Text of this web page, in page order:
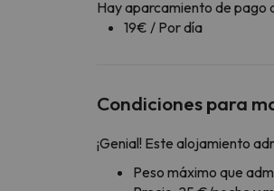
Hay aparcamiento de pago
19€ / Por día
Condiciones para
¡Genial! Este alojamiento
Peso máximo que